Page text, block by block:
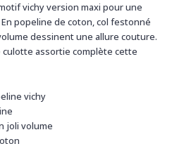
vichy version maxi pour une
popeline de coton, col festonné
dessinent une allure couture.
assortie complète cette
vichy
joli volume